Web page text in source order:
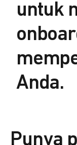
untuk
Anda.
Punya